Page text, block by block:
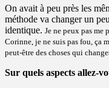
On avait à peu près les
méthode va changer un
identique. Je ne peux pas me
Corinne, je ne suis pas fou, ça
peut-être des choses qui
Sur quels aspects allez-